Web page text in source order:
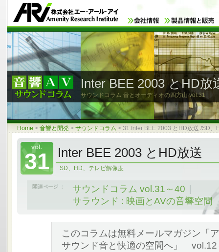
Inter BEE 2003 とHD
サウンドコラム 音とオーディオの四方山vol.31
Home > 音響と開発 > サウンドコラム > 31.Inter BEE 2003 とHD放送 /SD、
Inter BEE 2003 とHD放送
SD、HD、テレビ解像度
31
サウンドコラム vol.31～40
サラウンド : 映画とAVの音響空間
このコラムは無料メールマガジン「
サウンド音と快適の空間へ」 vol.12